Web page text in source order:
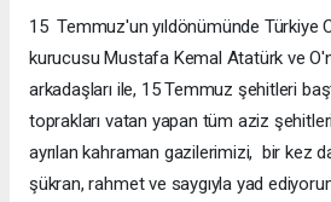
15 Temmuz'un yıldönümünde Türkiye
kurucusu Mustafa Kemal Atatürk ve
arkadaşları ile, 15 Temmuz şehitleri
toprakları vatan yapan tüm aziz
ayrılan kahraman gazilerimizi, bir kez
şükran, rahmet ve saygıyla yad